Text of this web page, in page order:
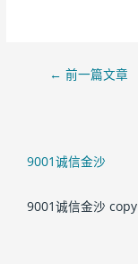
← 前一篇文章
9001诚信金沙
9001诚信金沙